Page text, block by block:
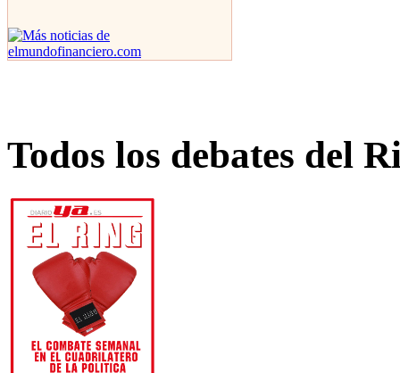
Todos los debates del